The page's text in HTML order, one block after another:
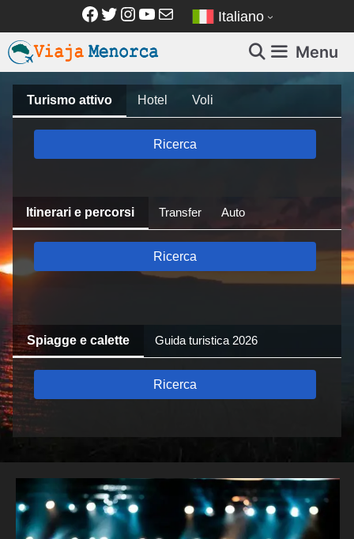
contenuto
Facebook
Twitter
Instagram
YouTube
Email Italiano
Menu
Turismo attivo Hotel Voli
Ricerca
Itinerari e percorsi Transfer Auto
Ricerca
Spiagge e calette Guida turistica 2026
Ricerca